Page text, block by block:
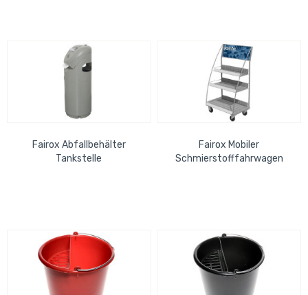
Fairox Abfallbehälter
Tankstelle
Fairox Mobiler
Schmierstofffahrwagen